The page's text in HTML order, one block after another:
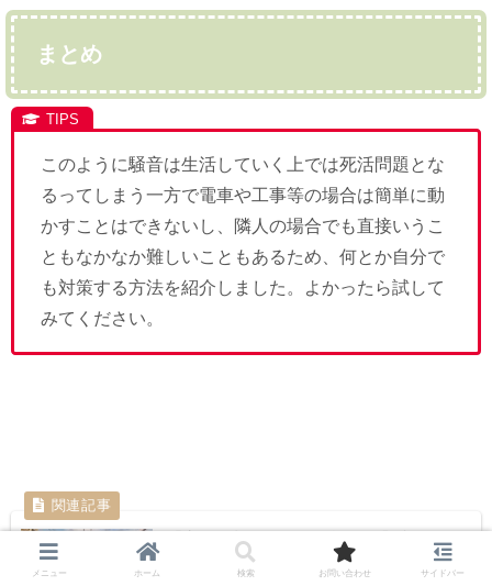
まとめ
このように騒音は生活していく上では死活問題とな
るってしまう一方で電車や工事等の場合は簡単に動
かすことはできないし、隣人の場合でも直接いうこ
ともなかなか難しいこともあるため、何とか自分で
も対策する方法を紹介しました。よかったら試して
みてください。
【完成予想パース・解説付き】京王線の
高架計画いつ完成するのか？もっと便利
メニュー ホーム 検索 お問い合わせ サイドバー